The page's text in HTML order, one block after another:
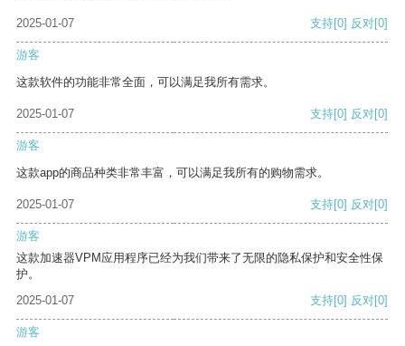
2025-01-07 支持[0] 反对[0]
游客
这款软件的功能非常全面，可以满足我所有需求。
2025-01-07 支持[0] 反对[0]
游客
这款app的商品种类非常丰富，可以满足我所有的购物需求。
2025-01-07 支持[0] 反对[0]
游客
这款加速器VPM应用程序已经为我们带来了无限的隐私保护和安全性保
护。
2025-01-07
支持[0] 反对[0]
游客